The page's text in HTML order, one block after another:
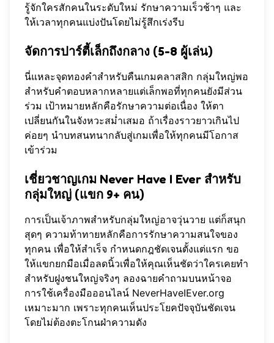
รู้จักใครสักคนในระดับใหม่ รักษาความเร็วช้าๆ และ
ให้เวลาทุกคนแบ่งปันโดยไม่รู้สึกเร่งรีบ
จัดการปาร์ตี้เล็กถึงกลาง (5-8 ผู้เล่น)
นี่แหละจุดทองคำสำหรับคืนเกมคลาสสิก กลุ่มใหญ่พอ
สำหรับคำตอบหลากหลายแต่เล็กพอที่ทุกคนยังมีส่วน
ร่วม เป้าหมายหลักคือรักษาความต่อเนื่อง ให้ตา
เปลี่ยนกันในจังหวะสม่ำเสมอ ถ้าเรื่องราวยาวเกินไป
ค่อยๆ นำบทสนทนากลับสู่เกมเพื่อให้ทุกคนมีโอกาส
เข้าร่วม
เชี่ยวชาญเกม Never Have I Ever สำหรับ
กลุ่มใหญ่ (แขก 9+ คน)
การเป็นเจ้าภาพสำหรับกลุ่มใหญ่อาจวุ่นวาย แต่ก็สนุก
สุดๆ ความท้าทายหลักคือการรักษาความสนใจของ
ทุกคน เพื่อให้สำเร็จ กำหนดกฎชัดเจนตั้งแต่แรก ขอ
ให้แขกยกมือเมื่อลดนิ้วเพื่อให้คุณเห็นชัดว่าใครเคยทำ
สำหรับฝูงชนใหญ่จริงๆ ลองฉายคำถามบนหน้าจอ
การใช้เครื่องมือออนไลน์ NeverHaveIEver.org
เหมาะมาก เพราะทุกคนเห็นประโยคปัจจุบันชัดเจน
โดยไม่ต้องตะโกนฝ่าความดัง